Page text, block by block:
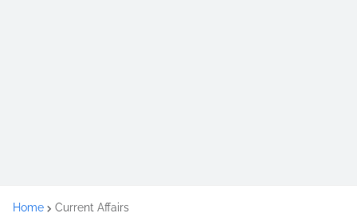
Home Current Affairs